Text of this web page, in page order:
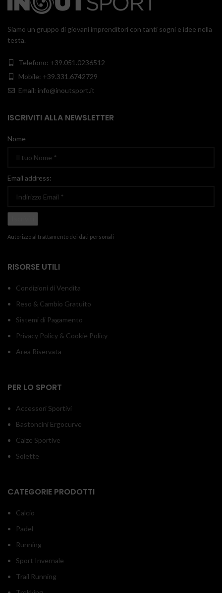
Siamo un gruppo di giovani imprenditori con tanti sogni e idee nella
testa.
Telefono: +39.051.0236512
Mobile: +39.331.6742729
Email: info@inoutsport.it
ISCRIVITI ALLA NEWSLETTER
Nome
Email address:
Autorizzo al trattamento dei dati personali
RISORSE UTILI
Condizioni di Vendita
Reso & Cambio Gratuito
Sistemi di Pagamento
Privacy Policy & Cookie Policy
Area Riservata
PER LO SPORT
Accessori Sportivi
Bastoncini Ergocurve
Calze Sportive
Solette
CATEGORIE PRODOTTI
Calcio
Padel
Running
Sport Invernale
Trail Running